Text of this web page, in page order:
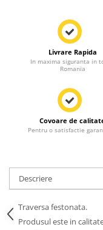
Livrare Rapida
In maxima siguranta in
Romania
Covoare de
Pentru o satisfactie
Descriere
Traversa festonata.
Produsul este in